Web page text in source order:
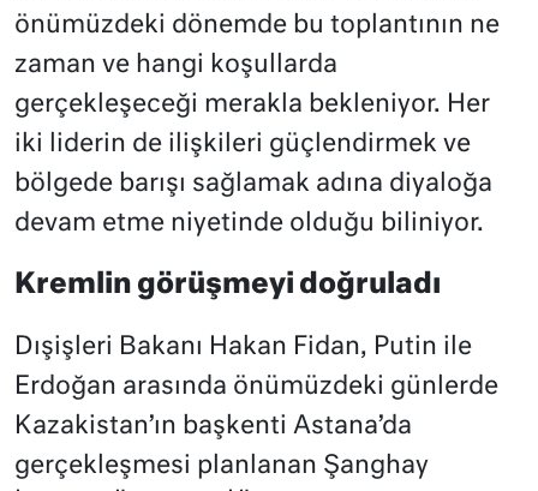
önümüzdeki dönemde bu toplantının ne
zaman ve hangi koşullarda
gerçekleşeceği merakla bekleniyor. Her
iki liderin de ilişkileri güçlendirmek ve
bölgede barışı sağlamak adına diyaloğa
devam etme niyetinde olduğu biliniyor.
Kremlin görüşmeyi doğruladı
Dışişleri Bakanı Hakan Fidan, Putin ile
Erdoğan arasında önümüzdeki günlerde
Kazakistan’ın başkenti Astana’da
gerçekleşmesi planlanan Şanghay